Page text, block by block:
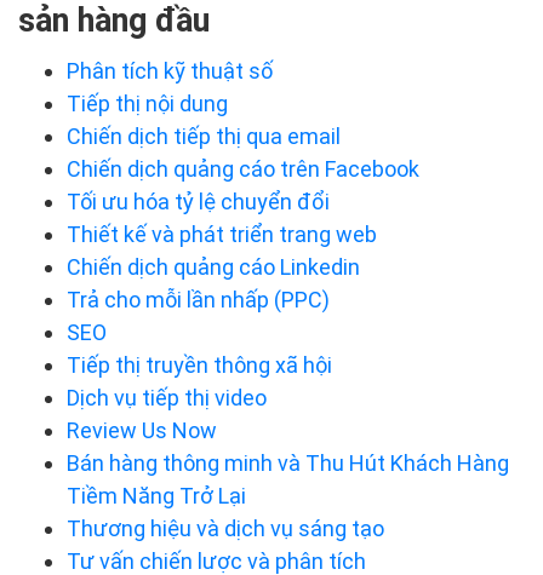
sản hàng đầu
Phân tích kỹ thuật số
Tiếp thị nội dung
Chiến dịch tiếp thị qua email
Chiến dịch quảng cáo trên Facebook
Tối ưu hóa tỷ lệ chuyển đổi
Thiết kế và phát triển trang web
Chiến dịch quảng cáo Linkedin
Trả cho mỗi lần nhấp (PPC)
SEO
Tiếp thị truyền thông xã hội
Dịch vụ tiếp thị video
Review Us Now
Bán hàng thông minh và Thu Hút Khách Hàng
Tiềm Năng Trở Lại
Thương hiệu và dịch vụ sáng tạo
Tư vấn chiến lược và phân tích